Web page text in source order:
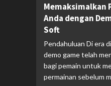
Memaksimalkan
Anda dengan
Soft
Pendahuluan Di era
demo game telah
bagi pemain untuk
permainan sebelum